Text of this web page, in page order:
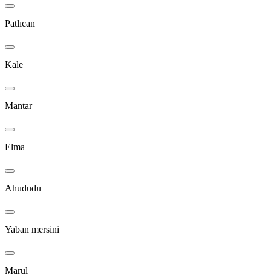
Patlıcan
Kale
Mantar
Elma
Ahududu
Yaban mersini
Marul